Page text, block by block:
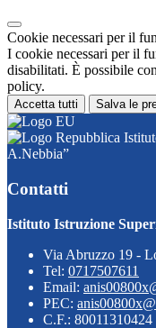
Cookie necessari per il
I cookie necessari per il
disabilitati. È possibile
policy.
Accetta tutti Salva le
A.Nebbia”
Contatti
Istituto Istruzione
Via Abruzzo 19 -
Tel: 0717507611
Email:
PEC:
C.F.: 80011310424